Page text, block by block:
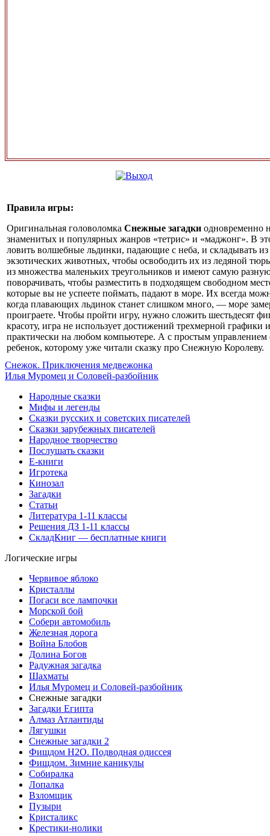
Правила игры:
Оригинальная головоломка Снежные загадки одновременно
знаменитых и популярных жанров «тетрис» и «маджонг». В
ловить волшебные льдинки, падающие с неба, и складывать
экзотических животных, чтобы освободить их из ледяной
из множества маленьких треугольников и имеют самую
поворачивать, чтобы разместить в подходящем свободном
которые вы не успеете поймать, падают в море. Их всегда
когда плавающих льдинок станет слишком много, — море
проиграете. Чтобы пройти игру, нужно сложить шестьдесят
красоту, игра не использует достижений трехмерной графики
практически на любом компьютере. А с простым управлением
ребенок, которому уже читали сказку про Снежную Королеву.
Снежок. Приключения медвежонка
Илья Муромец и Соловей-разбойник
Народные сказки
Мифы и легенды
Сказки русских и советских писателей
Сказки зарубежных писателей
Народное творчество
Послушать сказки
Е-книги
Игротека
Кинозал
Загадки
Статьи
Литература 1-11 классы
Решения ДЗ 1-11 классы
СкладКниг — бесплатные книги
Логические игры
Червивое яблоко
Кристаллы
Погаси все лампочки
Морской бой
Собери автомобиль
Железная дорога
Война Блобов
Долина Богов
Радужная загадка
Шахматы
Илья Муромец и Соловей-разбойник
Снежные загадки
Загадки Египта
Алмаз Атлантиды
Лягушки
Снежные загадки 2
Фишдом H2O. Подводная одиссея
Фишдом. Зимние каникулы
Собиралка
Лопалка
Взломщик
Пузыри
Кристаликс
Крестики-нолики